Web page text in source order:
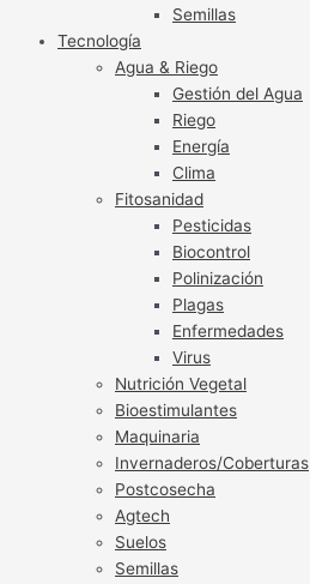
Semillas
Tecnología
Agua & Riego
Gestión del Agua
Riego
Energía
Clima
Fitosanidad
Pesticidas
Biocontrol
Polinización
Plagas
Enfermedades
Virus
Nutrición Vegetal
Bioestimulantes
Maquinaria
Invernaderos/Coberturas
Postcosecha
Agtech
Suelos
Semillas